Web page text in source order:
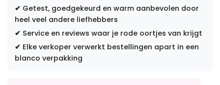
✔ Getest, goedgekeurd en warm aanbevolen door
heel veel andere liefhebbers
✔ Service en reviews waar je rode oortjes van krijgt
✔ Elke verkoper verwerkt bestellingen apart in een
blanco verpakking